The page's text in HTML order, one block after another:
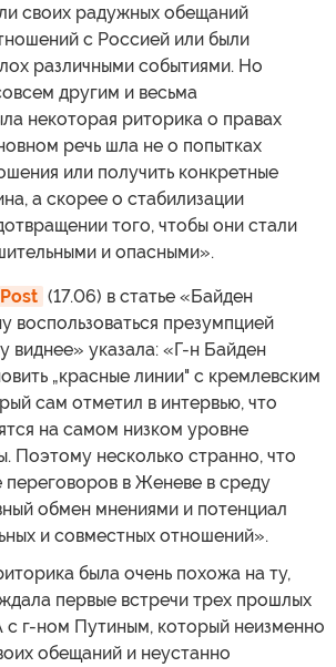
своих радужных обещаний
с Россией или были
различными событиями. Но
другим и весьма
некоторая риторика о правах
речь шла не о попытках
или получить конкретные
а скорее о стабилизации
того, чтобы они стали
и опасными».
(17.06) в статье «Байден
воспользоваться презумпцией
виднее» указала: «Г-н Байден
„красные линии" с кремлевским
сам отметил в интервью, что
на самом низком уровне
Поэтому несколько странно, что
переговоров в Женеве в среду
обмен мнениями и потенциал
и совместных отношений».
была очень похожа на ту,
первые встречи трех прошлых
г-ном Путиным, который неизменно
обещаний и неустанно